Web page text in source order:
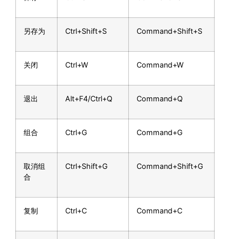
另存为 Ctrl+Shift+S Command+Shift+S
关闭 Ctrl+W Command+W
退出 Alt+F4/Ctrl+Q Command+Q
组合 Ctrl+G Command+G
取消组
合
Ctrl+Shift+G Command+Shift+G
复制 Ctrl+C Command+C